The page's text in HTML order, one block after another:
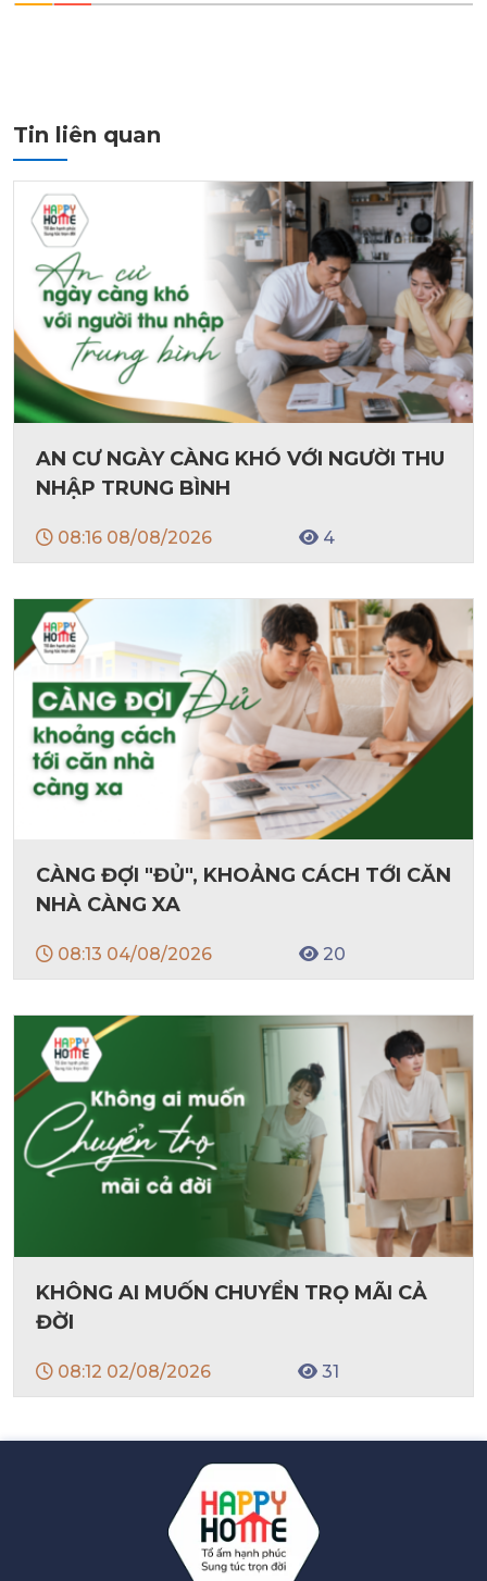
Tin liên quan
AN CƯ NGÀY CÀNG KHÓ VỚI NGƯỜI THU
NHẬP TRUNG BÌNH
08:16 08/08/2026 4
CÀNG ĐỢI "ĐỦ", KHOẢNG CÁCH TỚI CĂN
NHÀ CÀNG XA
08:13 04/08/2026 20
KHÔNG AI MUỐN CHUYỂN TRỌ MÃI CẢ
ĐỜI
08:12 02/08/2026 31